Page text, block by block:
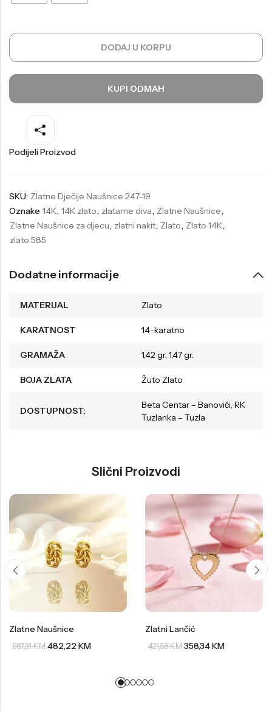
DODAJ U KORPU
KUPI ODMAH
Podijeli Proizvod
SKU: Zlatne Dječije Naušnice 247-19
Oznake 14K, 14K zlato, zlatarne diva, Zlatne Naušnice,
Zlatne Naušnice za djecu, zlatni nakit, Zlato, Zlato 14K,
zlato 585
Dodatne informacije
MATERIJAL Zlato
KARATNOST 14-karatno
GRAMAŽA 1,42 gr, 1,47 gr.
BOJA ZLATA Žuto Zlato
DOSTUPNOST:
Beta Centar – Banovići, RK
Tuzlanka – Tuzla
Slični Proizvodi
Zlatne Naušnice
567,31KM 482,22KM
Zlatni Lančić
421,58KM 358,34KM
Mini Focus
Festina
Wesse
Missguided
Diesel
Versus
Lotus